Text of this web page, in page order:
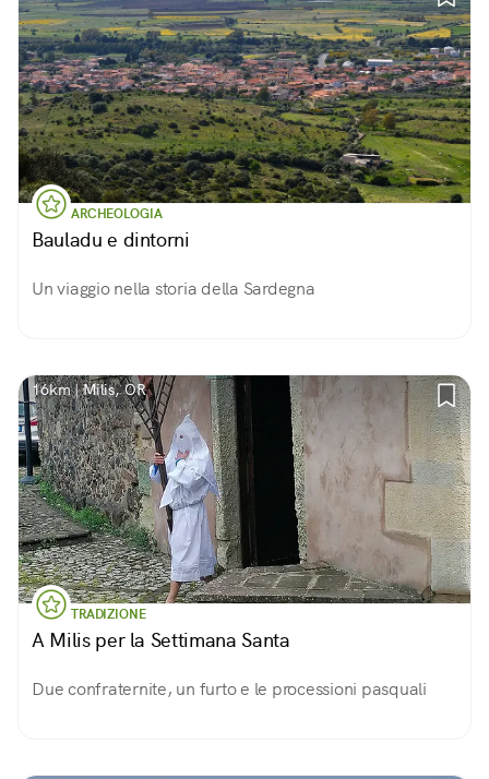
ARCHEOLOGIA
Bauladu e dintorni
Un viaggio nella storia della Sardegna
16km | Milis, OR
TRADIZIONE
A Milis per la Settimana Santa
Due confraternite, un furto e le processioni pasquali